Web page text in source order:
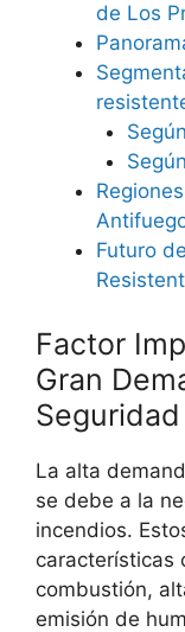
de Los
Futuro
Factor
Gran
La alta
se debe a la
incendios.
características
combustión,
emisión de